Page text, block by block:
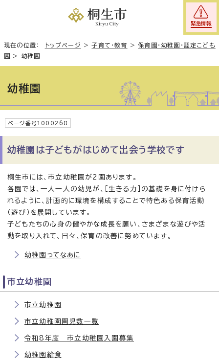
緊急情報
現在の位置： トップページ >子育て・教育 >保育園・幼稚園・認定こども
園
> 幼稚園
幼稚園
ページ番号1000268
幼稚園は子どもがはじめて出会う学校です
桐生市には、市立幼稚園が2園あります。
各園では、一人一人の幼児が、［生きる力］の基礎を身に付けら
れるように、計画的に環境を構成することで特色ある保育活動
（遊び）を展開しています。
子どもたちの心身の健やかな成長を願い、さまざまな遊びや活
動を取り入れて、日々、保育の改善に努めています。
幼稚園ってなあに
市立幼稚園
市立幼稚園
市立幼稚園園児数一覧
令和8年度 市立幼稚園入園募集
幼稚園給食